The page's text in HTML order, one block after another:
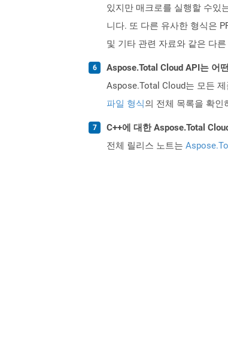
있지만 매크로를 실행할 수있
니다. 또 다른 유사한 형식은
및 기타 관련 자료와 같은 다
Aspose.Total Cloud API는 어
Aspose.Total Cloud는 모든 제
파일 형식의 전체 목록을 확인
C++에 대한 Aspose.Total
전체 릴리스 노트는